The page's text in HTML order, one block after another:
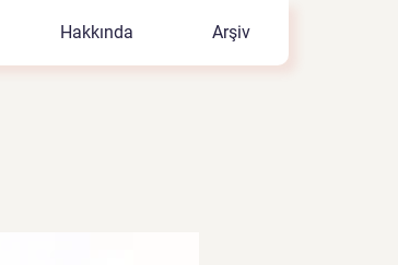
Hakkında Arşiv